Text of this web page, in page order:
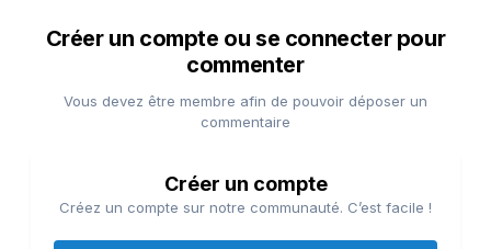
Créer un compte ou se connecter pour
commenter
Vous devez être membre afin de pouvoir déposer un
commentaire
Créer un compte
Créez un compte sur notre communauté. C’est facile !